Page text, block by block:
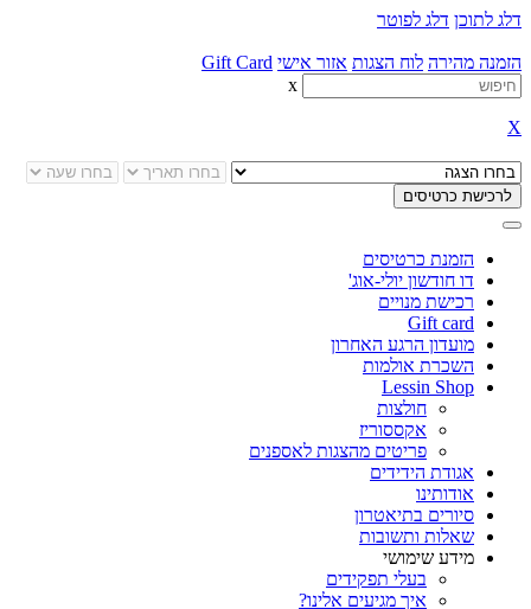
דלג לתוכן דלג לפוטר
הזמנה מהירה לוח הצגות אזור אישי Gift Card
x
X
הזמנת כרטיסים
דו חודשון יולי-אוג'
רכישת מנויים
Gift card
מועדון הרגע האחרון
השכרת אולמות
Lessin Shop
חולצות
אקססוריז
פריטים מהצגות לאספנים
אגודת הידידים
אודותינו
סיורים בתיאטרון
שאלות ותשובות
מידע שימושי
בעלי תפקידים
איך מגיעים אלינו?